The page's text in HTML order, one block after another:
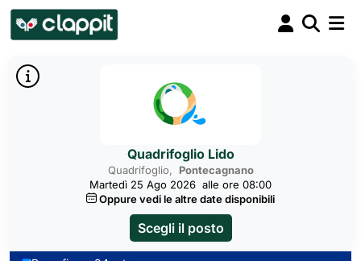
Quadrifoglio Lido
Quadrifoglio, Pontecagnano
Martedì 25 Ago 2026 alle ore 08:00
Oppure vedi le altre date disponibili
Scegli il posto